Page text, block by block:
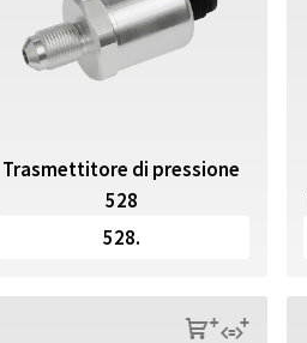
Trasmettitore di pressione
528
528.
sq